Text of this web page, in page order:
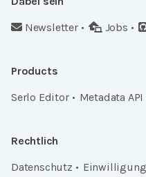
Newsletter
Jobs
Products
Serlo Editor
Metadata API
Rechtlich
Datenschutz